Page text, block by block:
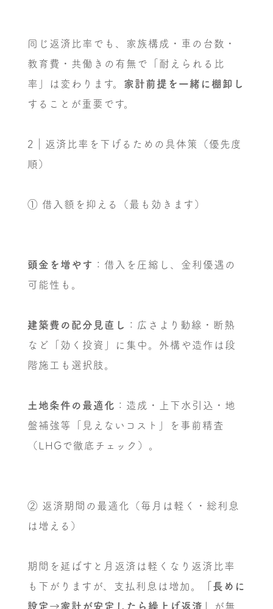
同じ返済比率でも、家族構成・車の台数・
教育費・共働きの有無で「耐えられる比
率」は変わります。 家計前提を一緒に棚卸し
することが重要です。
2｜返済比率を下げるための具体策（優先度
順）
① 借入額を抑える（最も効きます）
頭金を増やす ：借入を圧縮し、金利優遇の
可能性も。
建築費の配分見直し
：広さより動線・断熱
など「効く投資」に集中。外構や造作は段
階施工も選択肢。
土地条件の最適化 ：造成・上下水引込・地
盤補強等「見えないコスト」を事前精査
（LHGで徹底チェック）。
② 返済期間の最適化（毎月は軽く・総利息
は増える）
期間を延ばすと月返済は軽くなり返済比率
も下がりますが、支払利息は増加。
「長めに
設定→家計が安定したら繰上げ返済」
が無